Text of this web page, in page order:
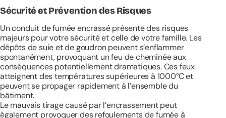
Sécurité et Prévention des Risques
Un conduit de fumée encrassé présente des risques
majeurs pour votre sécurité et celle de votre famille. Les
dépôts de suie et de goudron peuvent s’enflammer
spontanément, provoquant un feu de cheminée aux
conséquences potentiellement dramatiques. Ces feux
atteignent des températures supérieures à 1000°C et
peuvent se propager rapidement à l’ensemble du
bâtiment.
Le mauvais tirage causé par l’encrassement peut
également provoquer des refoulements de fumée à